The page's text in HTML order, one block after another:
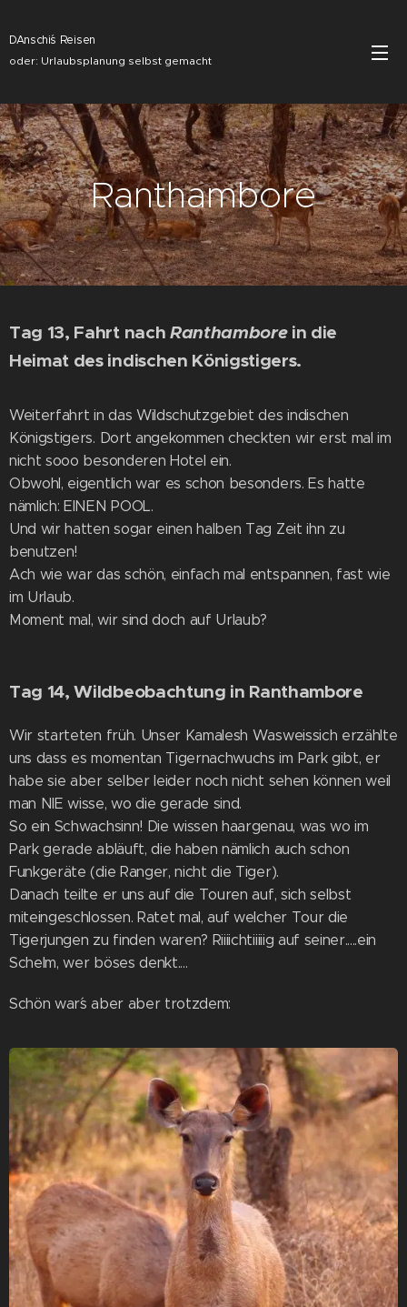
DAnschi´s Reisen
oder: Urlaubsplanung selbst gemacht
Ranthambore
Tag 13, Fahrt nach Ranthambore in die
Heimat des indischen Königstigers.
Weiterfahrt in das Wildschutzgebiet des indischen
Königstigers. Dort angekommen checkten wir erst mal im
nicht sooo besonderen Hotel ein.
Obwohl, eigentlich war es schon besonders. Es hatte
nämlich: EINEN POOL.
Und wir hatten sogar einen halben Tag Zeit ihn zu
benutzen!
Ach wie war das schön, einfach mal entspannen, fast wie
im Urlaub.
Moment mal, wir sind doch auf Urlaub?
Tag 14, Wildbeobachtung in Ranthambore
Wir starteten früh. Unser Kamalesh Wasweissich erzählte
uns dass es momentan Tigernachwuchs im Park gibt, er
habe sie aber selber leider noch nicht sehen können weil
man NIE wisse, wo die gerade sind.
So ein Schwachsinn! Die wissen haargenau, was wo im
Park gerade abläuft, die haben nämlich auch schon
Funkgeräte (die Ranger, nicht die Tiger).
Danach teilte er uns auf die Touren auf, sich selbst
miteingeschlossen. Ratet mal, auf welcher Tour die
Tigerjungen zu finden waren? Riiiichtiiiiig auf seiner.....ein
Schelm, wer böses denkt....
Schön war´s aber aber trotzdem: